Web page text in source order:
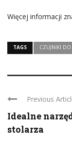
Więcej informacji
TAGS CZUJNIKI
Previous
Idealne
stolarza